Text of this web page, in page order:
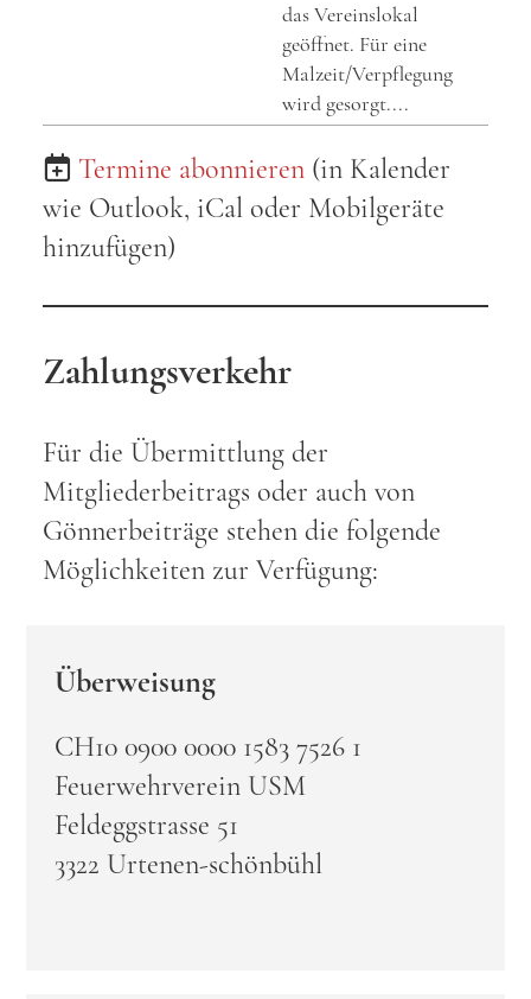
das Vereinslokal
geöffnet. Für eine
Malzeit/Verpflegung
wird gesorgt....
Termine abonnieren (in Kalender
wie Outlook, iCal oder Mobilgeräte
hinzufügen)
Zahlungsverkehr
Für die Übermittlung der
Mitgliederbeitrags oder auch von
Gönnerbeiträge stehen die folgende
Möglichkeiten zur Verfügung:
Überweisung
CH10 0900 0000 1583 7526 1
Feuerwehrverein USM
Feldeggstrasse 51
3322 Urtenen-schönbühl